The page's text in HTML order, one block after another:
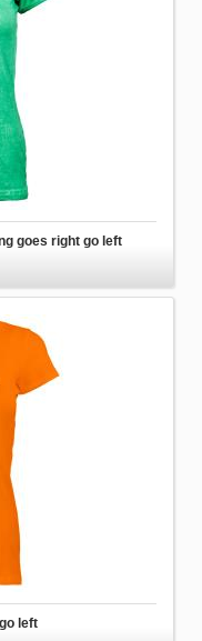
goes right go left
left